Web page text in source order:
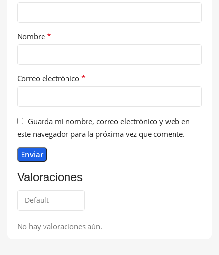
Valoraciones
No hay valoraciones aún.
Nombre *
Correo electrónico *
Guarda mi nombre, correo electrónico y web en
este navegador para la próxima vez que comente.